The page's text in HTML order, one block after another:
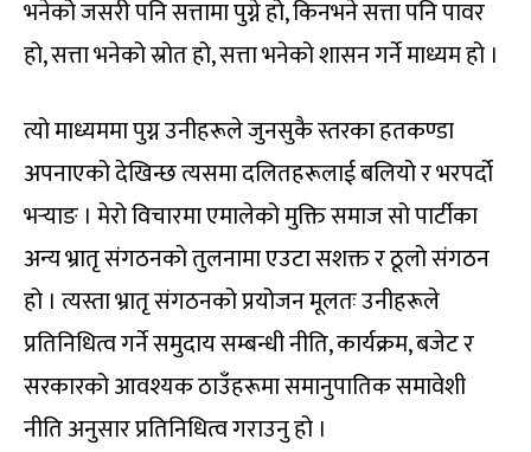
भनेको जसरी पनि सत्तामा पुग्ने हो, किनभने सत्ता पनि पावर
हो, सत्ता भनेको स्रोत हो, सत्ता भनेको शासन गर्ने माध्यम हो ।
त्यो माध्यममा पुग्न उनीहरूले जुनसुकै स्तरका हतकण्डा
अपनाएको देखिन्छ त्यसमा दलितहरूलाई बलियो र भरपर्दो
भर्‍याङ । मेरो विचारमा एमालेको मुक्ति समाज सो पार्टीका
अन्य भ्रातृ संगठनको तुलनामा एउटा सशक्त र ठूलो संगठन
हो । त्यस्ता भ्रातृ संगठनको प्रयोजन मूलतः उनीहरूले
प्रतिनिधित्व गर्ने समुदाय सम्बन्धी नीति, कार्यक्रम, बजेट र
सरकारको आवश्यक ठाउँहरूमा समानुपातिक समावेशी
नीति अनुसार प्रतिनिधित्व गराउनु हो ।